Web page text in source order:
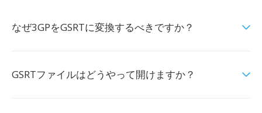
なぜ3GPをGSRTに変換するべきですか？
GSRTファイルはどうやって開けますか？